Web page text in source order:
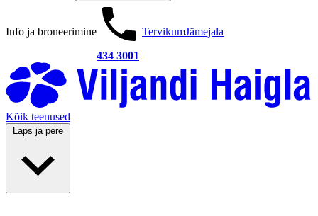
Info ja broneerimine
434 3001
TervikumJämejala
Kõik teenused
Laps ja pere